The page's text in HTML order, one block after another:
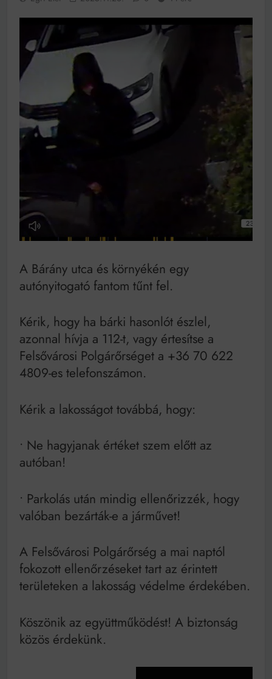
működik, ha jól van felújítva
Ingatlanpiaci szakértők szerint akár 5 százalékkal is
nőhetnek a bérleti díjak a ponthatárhirdetés után az
egyetemi városokban
Munkácsy nem Krisztust szépítette meg: minket
leplezett le
Ahol köszönnek, ott még van város
Amikor a Tetris boldogabbá tesz, mint a szerelem
Létezik tökéletes élet: Truman is elhitte
Karinthy Frigyes: a zseni, aki belenézett a saját
Az öregség nem csak ránc?
Az ördög még mindig Pradát visel. De te miért öltözöl
hozzá?
Mindenki a világot akarja uralni – de nem csak a 80-
as években
A Bárány utca és környékén egy
autónyitogató fantom tűnt fel.
Kérik, hogy ha bárki hasonlót észlel,
azonnal hívja a 112-t, vagy értesítse a
Felsővárosi Polgárőrséget a +36 70 622
4809-es telefonszámon.
Kérik a lakosságot továbbá, hogy:
• Ne hagyjanak értéket szem előtt az
autóban!
• Parkolás után mindig ellenőrizzék, hogy
valóban bezárták-e a járművet!
A Felsővárosi Polgárőrség a mai naptól
fokozott ellenőrzéseket tart az érintett
területeken a lakosság védelme érdekében.
Köszönik az együttműködést! A biztonság
közös érdekünk.